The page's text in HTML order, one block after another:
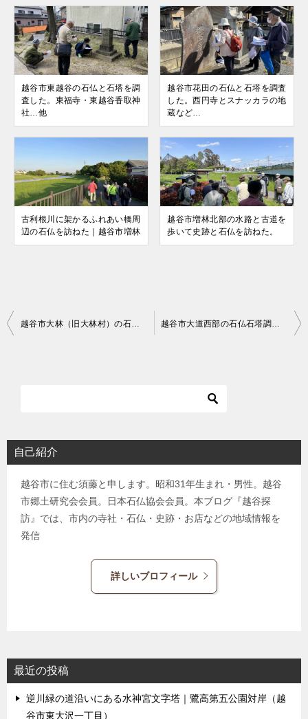
越谷市東越谷の石仏と石塔を調
査した。東福寺・東越谷香取神
社…他
越谷市花田の石仏と石塔を調査
した。西円寺とスナッカラの地
蔵など…
古利根川に架かるふれあい橋周
辺の石仏を訪ねた｜越谷市増林
越谷市増林北部の水路と古道を
歩いて史跡と石仏を訪ねた。
投
シ自己紹介
越谷市に住む須藤と申します。昭和31年生まれ・男性。越谷
市郷土研究会会員。日本石仏協会会員。本ブログ『越谷探
訪』では、市内の寺社・石仏・史跡・お店などの地域情報を
発信
詳しいブロフィール
最近の投稿
逆川緑の道沿いにある水神宮文字塔｜鷺高第五公園対岸（越
谷市東大沢一丁目）